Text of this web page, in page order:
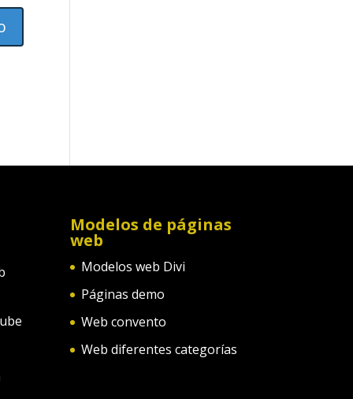
Modelos de páginas
web
Modelos web Divi
Páginas demo
Web convento
Web diferentes categorías